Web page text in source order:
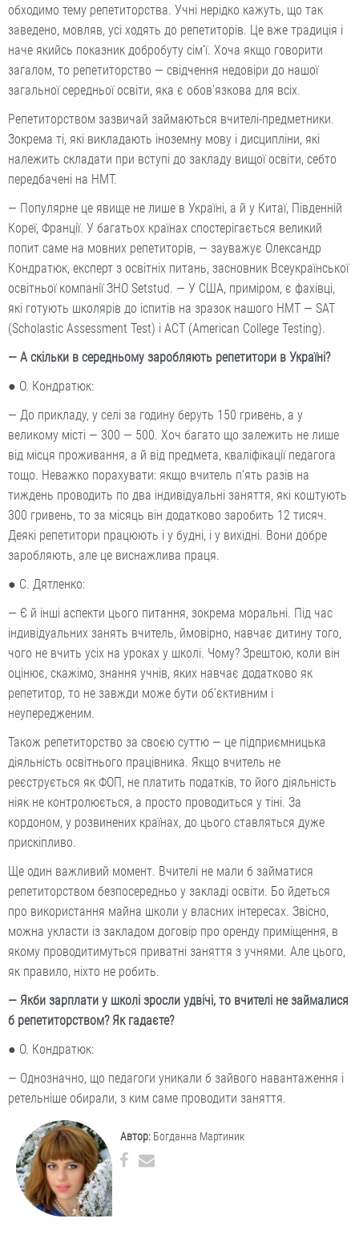
обходимо тему репетиторства. Учні нерідко кажуть, що так
заведено, мовляв, усі ходять до репетиторів. Це вже традиція і
наче якийсь показник добробуту сім’ї. Хоча якщо говорити
загалом, то репетиторство — свідчення недовіри до нашої
загальної середньої освіти, яка є обов’язкова для всіх.
Репетиторством зазвичай зай­маються вчителі-предметники.
Зокрема ті, які викладають іноземну мову і дисципліни, які
належить складати при вступі до закладу вищої освіти, себто
передбачені на НМТ.
— Популярне це явище не лише в Україні, а й у Китаї, Південній
Кореї, Франції. У багатьох країнах спостерігається великий
попит саме на мовних репетиторів, — зауважує Олександр
Конд­ратюк, експерт з освітніх питань, засновник Всеукраїнської
освітньої компанії ЗНО Setstud. — У США, приміром, є фахівці,
які готують школярів до іспитів на зразок нашого НМТ — SAT
(Scholastic Assessment Test) і ACT (American College Testing).
— А скільки в середньому заробляють репетитори в Україні?
● О. Кондратюк:
— До прикладу, у селі за годину беруть 150 гривень, а у
великому місті — 300 — 500. Хоч багато що залежить не лише
від місця проживання, а й від предмета, кваліфікації педагога
тощо. Неважко порахувати: якщо вчитель п’ять разів на
тиждень проводить по два індивідуальні заняття, які коштують
300 гривень, то за місяць він додатково заробить 12 тисяч.
Деякі репетитори працюють і у будні, і у вихідні. Вони доб­ре
заробляють, але це виснажлива праця.
● С. Дятленко:
— Є й інші аспекти цього питання, зокрема моральні. Під час
індивідуальних занять вчитель, ймовірно, навчає дитину того,
чого не вчить усіх на уроках у школі. Чому? Зрештою, коли він
оцінює, скажімо, знання учнів, яких навчає додатково як
репетитор, то не завжди може бути об’єктивним і
неупередженим.
Також репетиторство за своєю суттю — це підприємницька
діяльність освітнього працівника. Якщо вчитель не
реєструється як ФОП, не платить податків, то його діяльність
ніяк не контролюється, а просто проводиться у тіні. За
кордоном, у розвинених країнах, до цього ставляться дуже
прискіпливо.
Ще один важливий момент. Вчителі не мали б займатися
репетиторством безпосередньо у закладі освіти. Бо йдеться
про використання майна школи у власних інтересах. Звісно,
можна укласти із закладом договір про оренду приміщення, в
якому проводитимуться приватні заняття з учнями. Але цього,
як правило, ніхто не робить.
— Якби зарплати у школі зросли удвічі, то вчителі не займалися
б репетиторством? Як гадаєте?
● О. Кондратюк:
— Однозначно, що педагоги уникали б зайвого навантаження і
ретельніше обирали, з ким саме проводити заняття.
Автор: Богданна Мартиник